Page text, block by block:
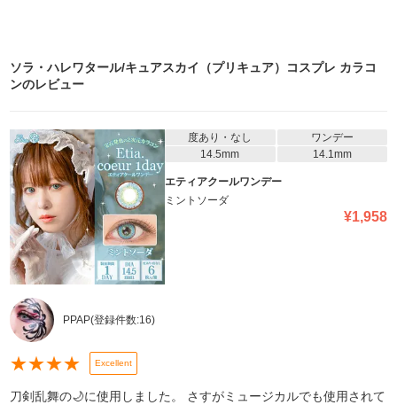
ソラ・ハレワタール/キュアスカイ（プリキュア）コスプレ カラコ
ンのレビュー
度あり・なし
ワンデー
14.5mm
14.1mm
エティアクールワンデー
ミントソーダ
¥1,958
PPAP(登録件数:16)
★★★★ Excellent
刀剣乱舞の🌙に使用しました。 さすがミュージカルでも使用されて